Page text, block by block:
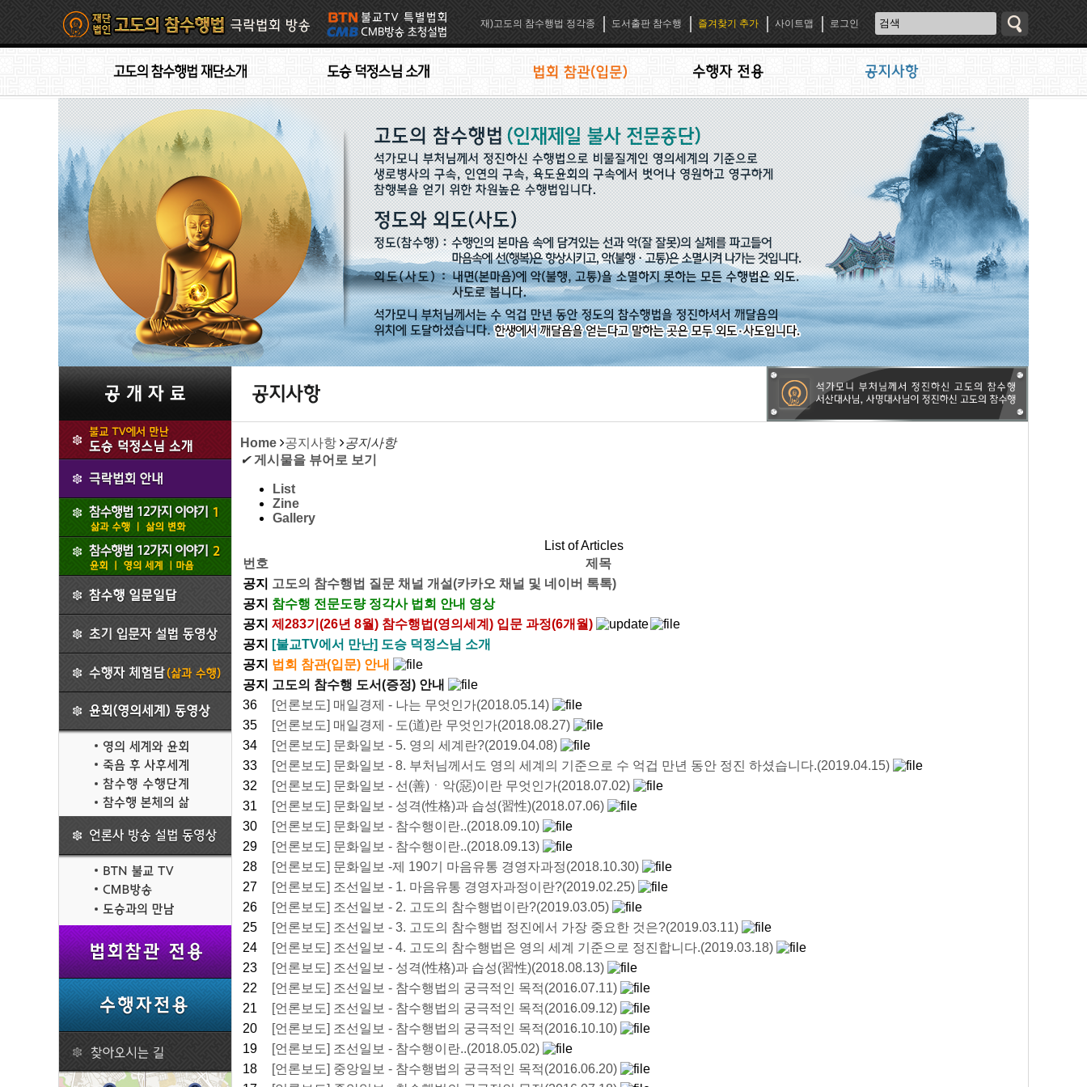
재)고도의 참수행법 정각종 도서출판 참수행 즐겨찾기 추가 사이트맵 로그인
Home 공지사항
공지사항
✔ 게시물을 뷰어로 보기
List
Zine
Gallery
List of Articles
번호
제목
공지
고도의 참수행법 질문 채널 개설(카카오 채널 및 네이버 톡톡)
공지 참수행 전문도량 정각사 법회 안내 영상
공지 제283기(26년 8월) 참수행법(영의세계) 입문 과정(6개월)
공지
[불교TV에서 만난] 도승 덕정스님 소개
공지 법회 참관(입문) 안내
공지 고도의 참수행 도서(증정) 안내
36
[언론보도] 매일경제 - 나는 무엇인가(2018.05.14)
35
[언론보도] 매일경제 - 도(道)란 무엇인가(2018.08.27)
34
[언론보도] 문화일보 - 5. 영의 세계란?(2019.04.08)
33
[언론보도] 문화일보 - 8. 부처님께서도 영의 세계의 기준으로 수 억겁 만년 동안 정진 하셨습니다.(2019.04.15)
32
[언론보도] 문화일보 - 선(善)ㆍ악(惡)이란 무엇인가(2018.07.02)
31
[언론보도] 문화일보 - 성격(性格)과 습성(習性)(2018.07.06)
30
[언론보도] 문화일보 - 참수행이란..(2018.09.10)
29
[언론보도] 문화일보 - 참수행이란..(2018.09.13)
28
[언론보도] 문화일보 -제 190기 마음유통 경영자과정(2018.10.30)
27
[언론보도] 조선일보 - 1. 마음유통 경영자과정이란?(2019.02.25)
26
[언론보도] 조선일보 - 2. 고도의 참수행법이란?(2019.03.05)
25
[언론보도] 조선일보 - 3. 고도의 참수행법 정진에서 가장 중요한 것은?(2019.03.11)
24
[언론보도] 조선일보 - 4. 고도의 참수행법은 영의 세계 기준으로 정진합니다.(2019.03.18)
23
[언론보도] 조선일보 - 성격(性格)과 습성(習性)(2018.08.13)
22
[언론보도] 조선일보 - 참수행법의 궁극적인 목적(2016.07.11)
21
[언론보도] 조선일보 - 참수행법의 궁극적인 목적(2016.09.12)
20
[언론보도] 조선일보 - 참수행법의 궁극적인 목적(2016.10.10)
19
[언론보도] 조선일보 - 참수행이란..(2018.05.02)
18
[언론보도] 중앙일보 - 참수행법의 궁극적인 목적(2016.06.20)